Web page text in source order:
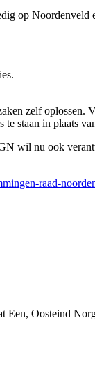
op
zelf oplossen.
staan in plaats
wil nu ook
raad-
Een, Oosteind